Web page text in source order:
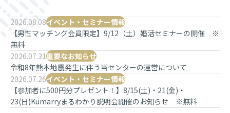
2026.08.08イベント・セミナー情報
【男性マッチング会員限定】9/12（土）婚活セミナーの開催 ※
無料
2026.07.31重要なお知らせ
令和8年熊本地震発生に伴う当センターの運営について
2026.07.26イベント・セミナー情報
【参加者に500円分プレゼント！】8/15(土)・21(金)・
23(日)Kumarryまるわかり説明会開催のお知らせ ※無料